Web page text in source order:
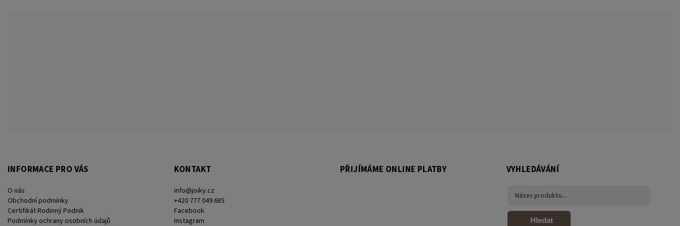
INFORMACE PRO VÁS
O nás
Obchodní podmínky
Certifikát Rodinný Podnik
Podmínky ochrany osobních údajů
KONTAKT
info@joiky.cz
+420 777 049 685
Facebook
Instagram
PŘIJÍMÁME ONLINE PLATBY VYHLEDÁVÁNÍ
Hledat